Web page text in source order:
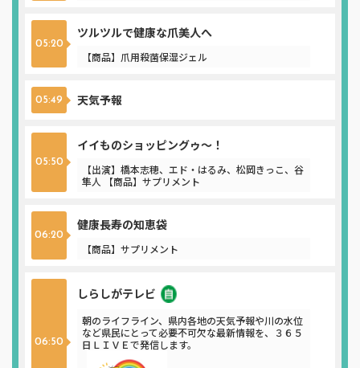
05:20
ツルツルで健康な爪美人へ
【商品】爪用殺菌保湿ジェル
05:49 天気予報
05:50
イイものショッピングゥ～！
【出演】橋本志穂、エド・はるみ、松岡きっこ、谷
隼人 【商品】サプリメント
06:20
健康長寿の知恵袋
【商品】サプリメント
06:50
しらしがテレビ
朝のライフライン、県内各地の天気予報や川の水位
など県民にとって必要不可欠な最新情報を、３６５
日ＬＩＶＥで発信します。